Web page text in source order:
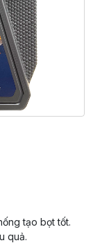
tạo bọt tốt.
quả.